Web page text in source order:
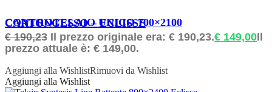
ORDINABILE
CONTROTELAIO UNICO 700×2100 CARTONGESSO – ECLISSE
€190,23 Il prezzo originale era: € 190,23.€ 149,00Il
prezzo attuale è: € 149,00.
Aggiungi alla WishlistRimuovi da Wishlist
Aggiungi alla Wishlist